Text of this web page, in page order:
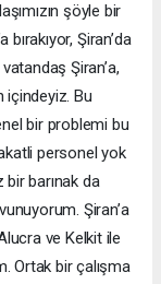
şöyle bir
bırakıyor, Şiran’da
Şiran’a,
içindeyiz. Bu
bir problemi bu
personel yok
barınak da
Şiran’a
ve Kelkit ile
Ortak bir çalışma